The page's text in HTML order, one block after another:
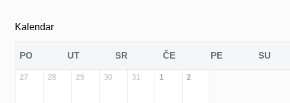
Kalendar
PO UT SR ČE PE SU
27 28 29 30 31 1 2